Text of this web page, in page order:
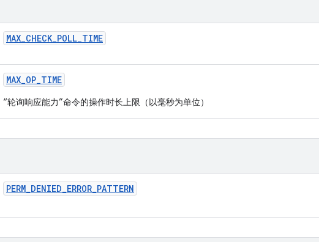
MAX_CHECK_POLL_TIME
MAX_OP_TIME
“轮询响应能力”命令的操作时长上限（以毫秒为单位）
PERM_DENIED_ERROR_PATTERN